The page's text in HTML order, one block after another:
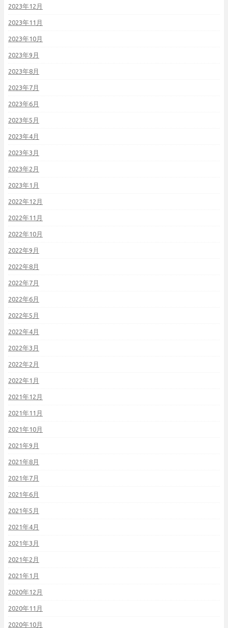
2023年12月
2023年11月
2023年10月
2023年9月
2023年8月
2023年7月
2023年6月
2023年5月
2023年4月
2023年3月
2023年2月
2023年1月
2022年12月
2022年11月
2022年10月
2022年9月
2022年8月
2022年7月
2022年6月
2022年5月
2022年4月
2022年3月
2022年2月
2022年1月
2021年12月
2021年11月
2021年10月
2021年9月
2021年8月
2021年7月
2021年6月
2021年5月
2021年4月
2021年3月
2021年2月
2021年1月
2020年12月
2020年11月
2020年10月